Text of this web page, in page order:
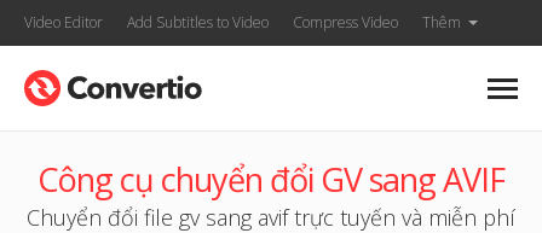
Video Editor Add Subtitles to Video Compress Video Thêm
Công cụ chuyển đổi GV sang AVIF
Chuyển đổi file gv sang avif trực tuyến và miễn phí